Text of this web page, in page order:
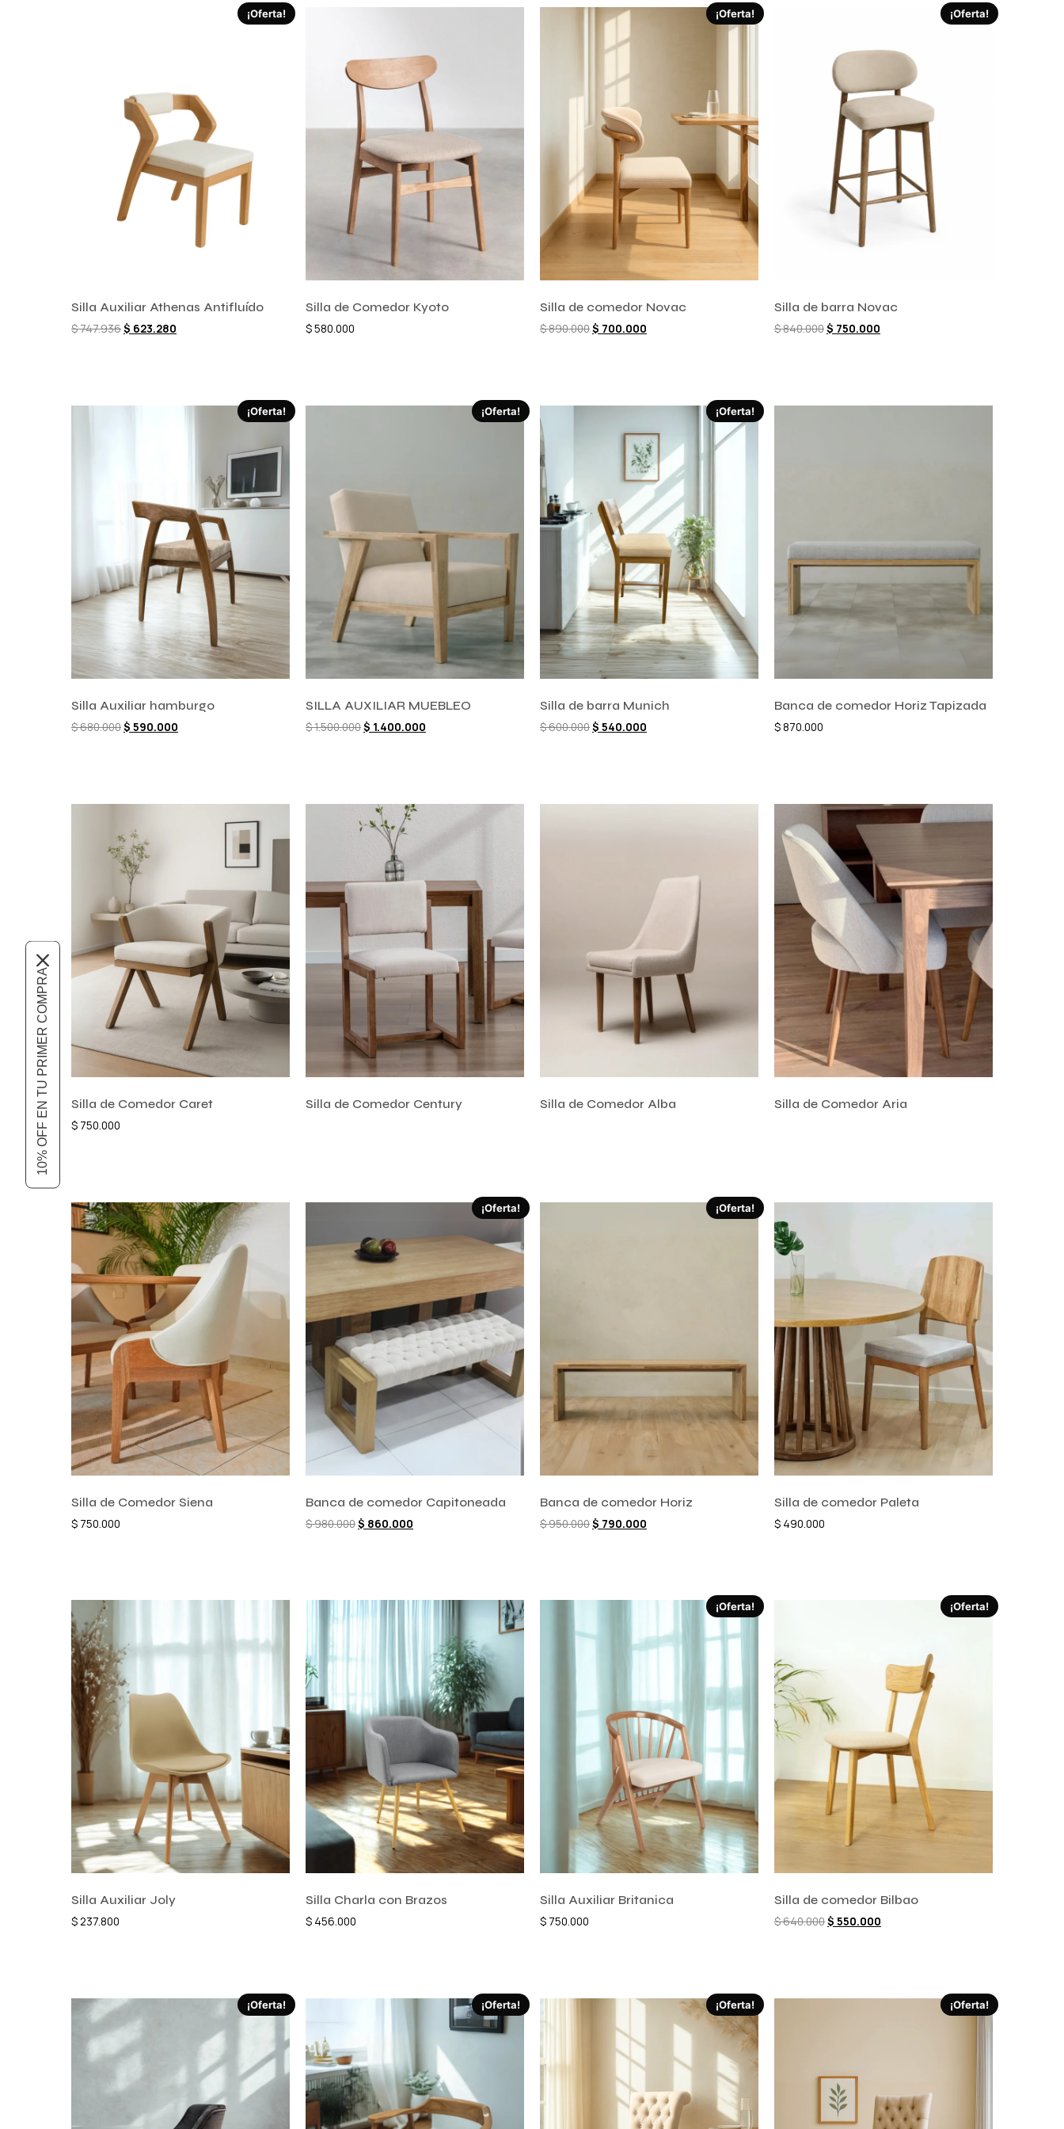
¡Oferta!
Silla Auxiliar Athenas Antifluído
$747.936$ 623.280
Silla de Comedor Kyoto
$580.000
¡Oferta!
Silla de comedor Novac
$890.000$ 700.000
¡Oferta!
Silla de barra Novac
$840.000$ 750.000
¡Oferta!
Silla Auxiliar hamburgo
$680.000$ 590.000
¡Oferta!
SILLA AUXILIAR MUEBLEO
$1.500.000$ 1.400.000
¡Oferta!
Silla de barra Munich
$600.000$ 540.000
Banca de comedor Horiz Tapizada
$ 870.000
Silla de Comedor Caret
$ 750.000
Silla de Comedor Century Silla de Comedor Alba Silla de Comedor Aria
Silla de Comedor Siena
$ 750.000
¡Oferta!
Banca de comedor Capitoneada
$980.000$ 860.000
¡Oferta!
Banca de comedor Horiz
$950.000$ 790.000
Silla de comedor Paleta
$ 490.000
Silla Auxiliar Joly
$237.800
Silla Charla con Brazos
$ 456.000
¡Oferta!
Silla Auxiliar Britanica
$ 750.000
¡Oferta!
Silla de comedor Bilbao
$640.000$ 550.000
¡Oferta! ¡Oferta! ¡Oferta! ¡Oferta!
10% OFF EN TU PRIMER COMPRA